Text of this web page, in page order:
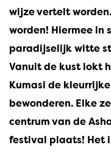
wijze vertelt
worden! Hiermee in
paradijselijk witte
Vanuit de kust lokt
Kumasi de
bewonderen. Elke
centrum van de
festival plaats! Het